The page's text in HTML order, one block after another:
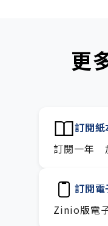
更
訂閱
訂閱一年
訂閱
Zinio版電